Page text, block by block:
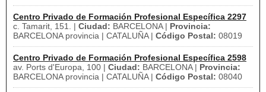
Centro Privado de Formación Profesional Específica 2297
c. Tamarit, 151. | Ciudad: BARCELONA | Provincia:
BARCELONA provincia | CATALUÑA | Código Postal: 08019
Centro Privado de Formación Profesional Específica 2598
av. Ports d'Europa, 100 | Ciudad: BARCELONA | Provincia:
BARCELONA provincia | CATALUÑA | Código Postal: 08040